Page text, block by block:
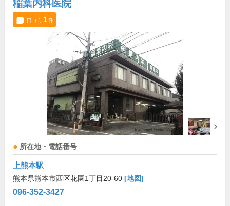
稲葉内科医院
口コミ 1件
所在地・電話番号
上熊本駅
熊本県熊本市西区花園1丁目20-60 [地図]
096-352-3427